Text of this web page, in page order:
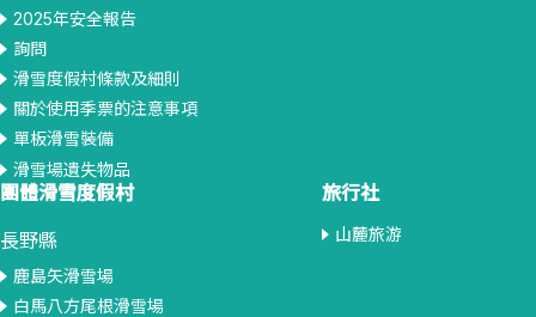
2025年安全報告
詢問
滑雪度假村條款及細則
關於使用季票的注意事項
單板滑雪裝備
滑雪場遺失物品
團體滑雪度假村
長野縣
鹿島矢滑雪場
白馬八方尾根滑雪場
旅行社
山麓旅游